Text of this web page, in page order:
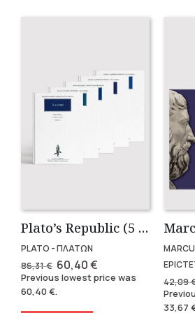
Plato’s Republic (5 volumes)
PLATO - ΠΛΑΤΩΝ
86,31€ Original
price
was:
86,31 €.
60,40€Current
price
is:
Previous lowest price was
60,40€.
42,09
33,67